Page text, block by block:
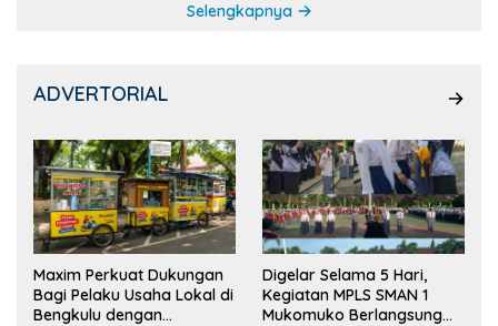
Selengkapnya
ADVERTORIAL
Maxim Perkuat Dukungan
Bagi Pelaku Usaha Lokal di
Bengkulu dengan
Digelar Selama 5 Hari,
Kegiatan MPLS SMAN 1
Mukomuko Berlangsung